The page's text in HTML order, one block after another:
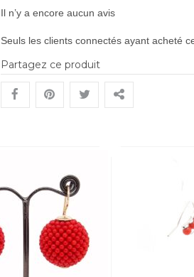
Il n’y a encore aucun avis
Seuls les clients connectés ayant acheté
Partagez ce produit